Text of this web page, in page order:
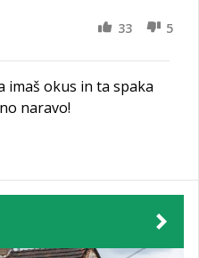
33 5
imaš okus in ta spaka
naravo!